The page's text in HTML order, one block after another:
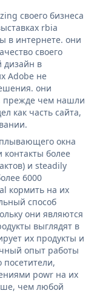
своего бизнеса
rbia
в интернете. они
своего
дизайн в
Adobe не
они
прежде чем нашли
как часть сайта,
окна
более
и steadily
6000
кормить на их
способ
они являются
выглядят в
их продукты и
опыт работы
powr на их
чем любой